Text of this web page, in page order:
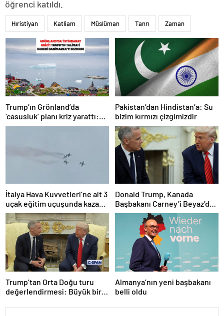
öğrenci katıldı.
Hıristiyan Katliam Müslüman Tanrı Zaman
Trump’ın Grönland’da
‘casusluk’ planı kriz yarattı:
Danimarka ABD elçisini
Pakistan’dan Hindistan’a: Su
bizim kırmızı çizgimizdir
İtalya Hava Kuvvetleri’ne ait 3
uçak eğitim uçuşunda kaza
yaptı
Donald Trump, Kanada
Başbakanı Carney’i Beyaz’da
ağırladı
Trump’tan Orta Doğu turu
değerlendirmesi: Büyük bir
Almanya’nın yeni başbakanı
belli oldu